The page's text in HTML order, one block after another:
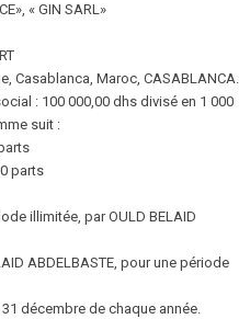
« GIN SARL»
Casablanca, Maroc, CASABLANCA.
: 100 000,00 dhs divisé en 1 000
suit :
parts
illimitée, par OULD BELAID
ABDELBASTE, pour une période
décembre de chaque année.